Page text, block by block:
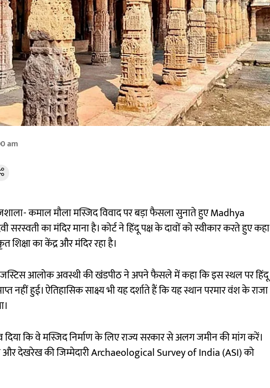
am
कमाल मौला मस्जिद विवाद पर बड़ा फैसला सुनाते हुए Madhya
का मंदिर माना है। कोर्ट ने हिंदू पक्ष के दावों को स्वीकार करते हुए कहा
शिक्षा का केंद्र और मंदिर रहा है।
आलोक अवस्थी की खंडपीठ ने अपने फैसले में कहा कि इस स्थल पर हिंदू
नहीं हुई। ऐतिहासिक साक्ष्य भी यह दर्शाते हैं कि यह स्थान परमार वंश के राजा
कि वे मस्जिद निर्माण के लिए राज्य सरकार से अलग जमीन की मांग करें।
और देखरेख की जिम्मेदारी Archaeological Survey of India (ASI) को